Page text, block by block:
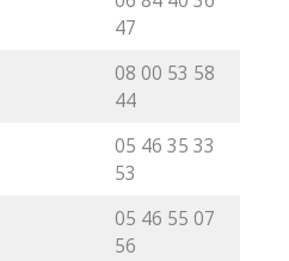
47
08 00 53 58
44
05 46 35 33
53
05 46 55 07
56